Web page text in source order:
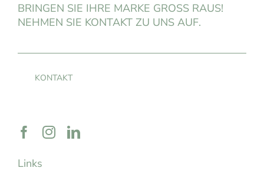
BRINGEN SIE IHRE MARKE GROSS RAUS!
NEHMEN SIE KONTAKT ZU UNS AUF.
KONTAKT
Links